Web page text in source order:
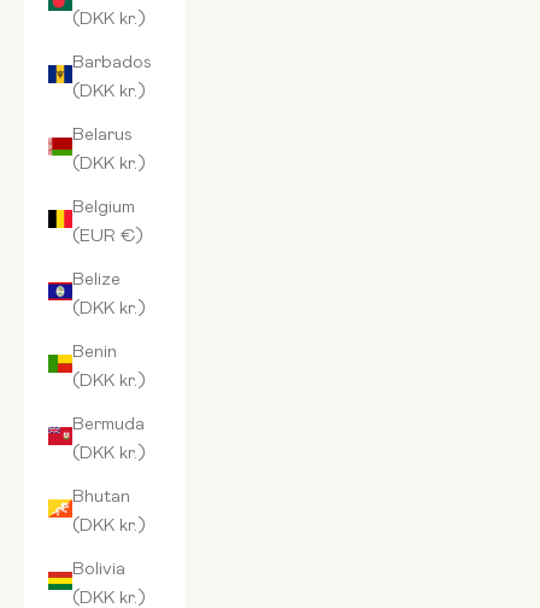
(DKK kr.)
Barbados
(DKK kr.)
Belarus
(DKK kr.)
Belgium
(EUR €)
Belize
(DKK kr.)
Benin
(DKK kr.)
Bermuda
(DKK kr.)
Bhutan
(DKK kr.)
Bolivia
(DKK kr.)